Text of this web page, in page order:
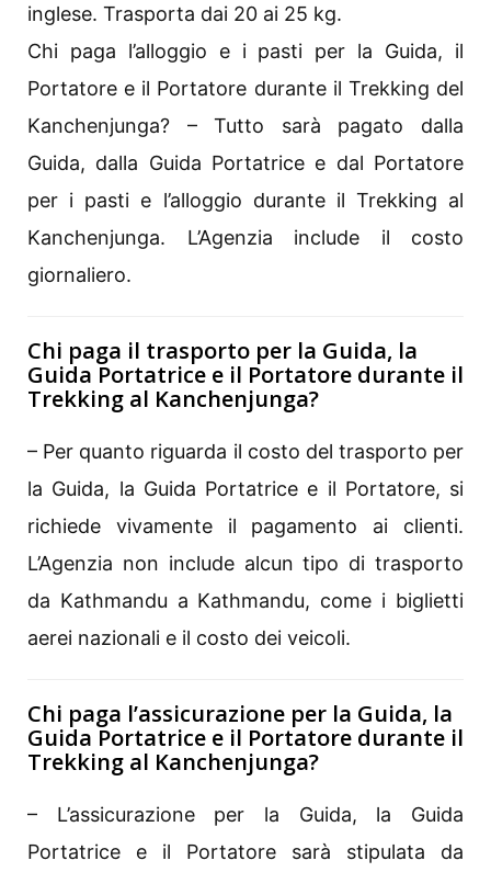
inglese. Trasporta dai 20 ai 25 kg.
Chi paga l’alloggio e i pasti per la Guida, il
Portatore e il Portatore durante il Trekking del
Kanchenjunga? – Tutto sarà pagato dalla
Guida, dalla Guida Portatrice e dal Portatore
per i pasti e l’alloggio durante il Trekking al
Kanchenjunga. L’Agenzia include il costo
giornaliero.
Chi paga il trasporto per la Guida, la
Guida Portatrice e il Portatore durante il
Trekking al Kanchenjunga?
– Per quanto riguarda il costo del trasporto per
la Guida, la Guida Portatrice e il Portatore, si
richiede vivamente il pagamento ai clienti.
L’Agenzia non include alcun tipo di trasporto
da Kathmandu a Kathmandu, come i biglietti
aerei nazionali e il costo dei veicoli.
Chi paga l’assicurazione per la Guida, la
Guida Portatrice e il Portatore durante il
Trekking al Kanchenjunga?
– L’assicurazione per la Guida, la Guida
Portatrice e il Portatore sarà stipulata da